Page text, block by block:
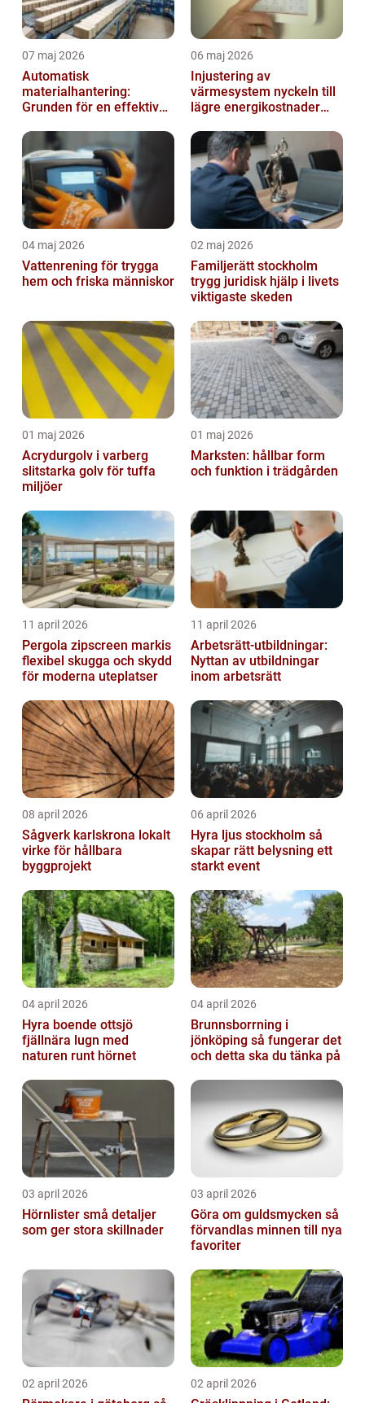
07 maj 2026
Automatisk
materialhantering:
Grunden för en effektiv
06 maj 2026
Injustering av
värmesystem nyckeln till
lägre energikostnader
inomhusklimat
04 maj 2026
Vattenrening för trygga
hem och friska människor
02 maj 2026
Familjerätt stockholm
trygg juridisk hjälp i livets
viktigaste skeden
01 maj 2026
Acrydurgolv i varberg
slitstarka golv för tuffa
miljöer
01 maj 2026
Marksten: hållbar form
och funktion i trädgården
11 april 2026
Pergola zipscreen markis
flexibel skugga och skydd
för moderna uteplatser
11 april 2026
Arbetsrätt-utbildningar:
Nyttan av utbildningar
inom arbetsrätt
08 april 2026
Sågverk karlskrona lokalt
virke för hållbara
byggprojekt
06 april 2026
Hyra ljus stockholm så
skapar rätt belysning ett
starkt event
04 april 2026
Hyra boende ottsjö
fjällnära lugn med
naturen runt hörnet
04 april 2026
Brunnsborrning i
jönköping så fungerar det
och detta ska du tänka på
03 april 2026
Hörnlister små detaljer
som ger stora skillnader
03 april 2026
Göra om guldsmycken så
förvandlas minnen till nya
favoriter
02 april 2026 02 april 2026